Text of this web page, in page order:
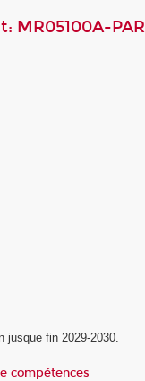
MR05100A-PAR
jusque fin 2029-2030.
compétences